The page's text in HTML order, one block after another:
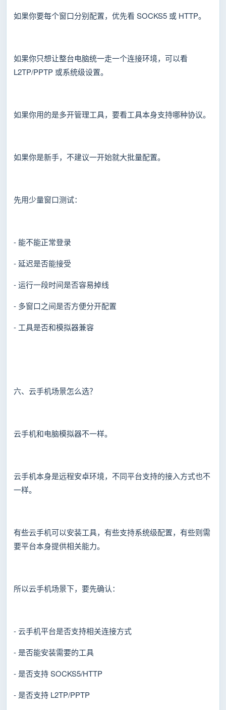
如果你要每个窗口分别配置，优先看 SOCKS5 或 HTTP。
如果你只想让整台电脑统一走一个连接环境，可以看
L2TP/PPTP 或系统级设置。
如果你用的是多开管理工具，要看工具本身支持哪种协议。
如果你是新手，不建议一开始就大批量配置。
先用少量窗口测试：
- 能不能正常登录
- 延迟是否能接受
- 运行一段时间是否容易掉线
- 多窗口之间是否方便分开配置
- 工具是否和模拟器兼容
六、云手机场景怎么选？
云手机和电脑模拟器不一样。
云手机本身是远程安卓环境，不同平台支持的接入方式也不
一样。
有些云手机可以安装工具，有些支持系统级配置，有些则需
要平台本身提供相关能力。
所以云手机场景下，要先确认：
- 云手机平台是否支持相关连接方式
- 是否能安装需要的工具
- 是否支持 SOCKS5/HTTP
- 是否支持 L2TP/PPTP